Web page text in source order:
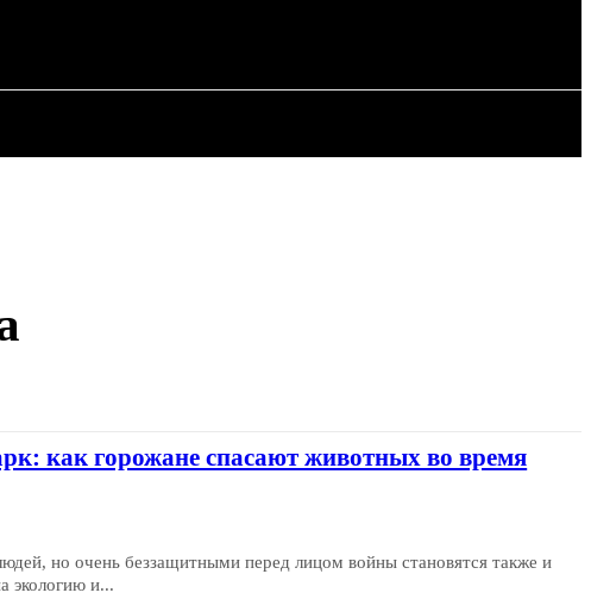
как горожане спасают животных во время
но очень беззащитными перед лицом войны становятся также и
экологию и...